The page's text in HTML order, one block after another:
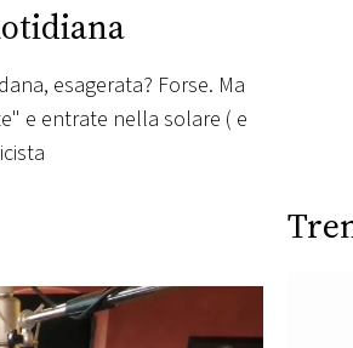
esagerata? Forse. Ma
e entrate nella solare ( e